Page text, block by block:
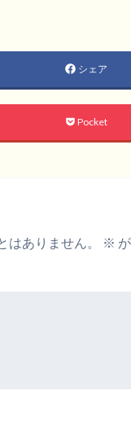
シェア
Pocket
はありません。 ※